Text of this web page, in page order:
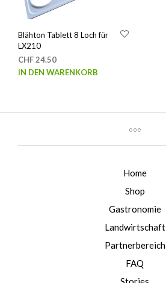
Blähton Tablett 8 Loch für
LX210
CHF24.50
IN DEN WARENKORB
Home
Shop
Gastronomie
Landwirtschaft
Partnerbereich
FAQ